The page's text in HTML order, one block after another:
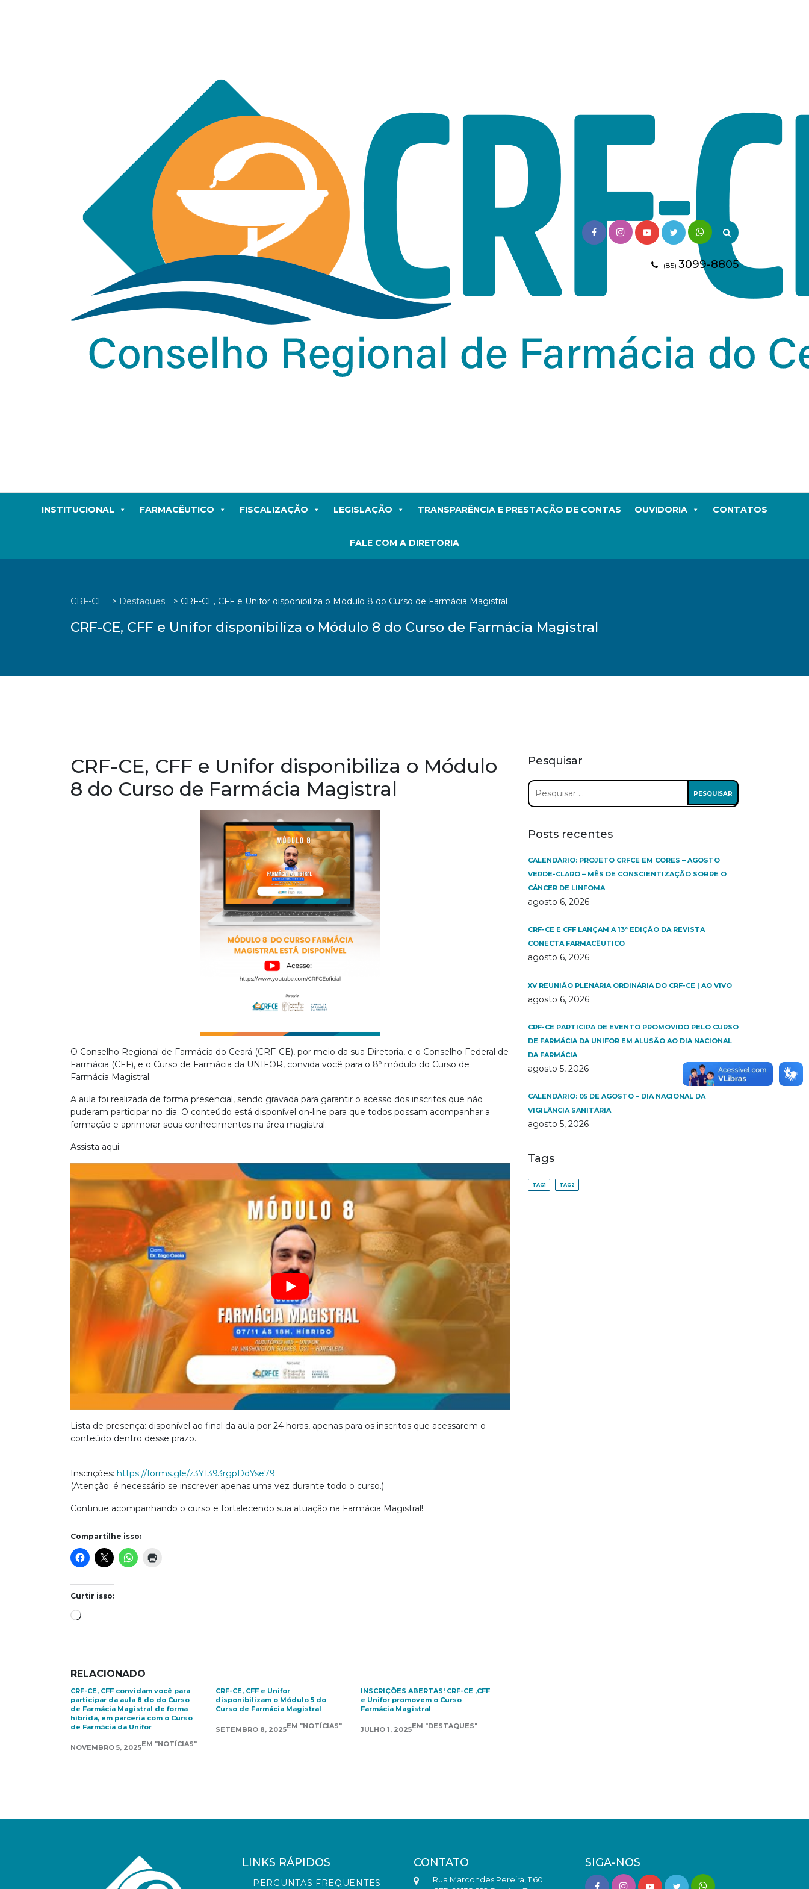
(85) 3099-8805
INSTITUCIONAL FARMACÊUTICO FISCALIZAÇÃO LEGISLAÇÃO TRANSPARÊNCIA E PRESTAÇÃO DE CONTAS OUVIDORIA CONTATOS
FALE COM A DIRETORIA
CRF-CE > Destaques > CRF-CE, CFF e Unifor disponibiliza o Módulo 8 do Curso de Farmácia Magistral
CRF-CE, CFF e Unifor disponibiliza o Módulo 8 do Curso de Farmácia Magistral
CRF-CE, CFF e Unifor disponibiliza o Módulo
8 do Curso de Farmácia Magistral
O Conselho Regional de Farmácia do Ceará (CRF-CE), por meio da sua Diretoria, e o Conselho Federal de
Farmácia (CFF), e o Curso de Farmácia da UNIFOR, convida você para o 8º módulo do Curso de
Farmácia Magistral.
A aula foi realizada de forma presencial, sendo gravada para garantir o acesso dos inscritos que não
puderam participar no dia. O conteúdo está disponível on-line para que todos possam acompanhar a
formação e aprimorar seus conhecimentos na área magistral.
Assista aqui:
Lista de presença: disponível ao final da aula por 24 horas, apenas para os inscritos que acessarem o
conteúdo dentro desse prazo.
Inscrições: https://forms.gle/z3Y1393rgpDdYse79
(Atenção: é necessário se inscrever apenas uma vez durante todo o curso.)
Continue acompanhando o curso e fortalecendo sua atuação na Farmácia Magistral!
Compartilhe isso:
Curtir isso:
Carregando...
RELACIONADO
CRF-CE, CFF convidam você para
participar da aula 8 do do Curso
de Farmácia Magistral de forma
híbrida, em parceria com o Curso
de Farmácia da Unifor
NOVEMBRO 5, 2025EM "NOTÍCIAS"
CRF-CE, CFF e Unifor
disponibilizam o Módulo 5 do
Curso de Farmácia Magistral
SETEMBRO 8, 2025EM "NOTÍCIAS"
INSCRIÇÕES ABERTAS! CRF-CE ,CFF
e Unifor promovem o Curso
Farmácia Magistral
JULHO 1, 2025EM "DESTAQUES"
Pesquisar
Pesquisar
por:
Posts recentes
CALENDÁRIO: PROJETO CRFCE EM CORES – AGOSTO
VERDE-CLARO – MÊS DE CONSCIENTIZAÇÃO SOBRE O
CÂNCER DE LINFOMA
agosto 6, 2026
CRF-CE E CFF LANÇAM A 13ª EDIÇÃO DA REVISTA
CONECTA FARMACÊUTICO
agosto 6, 2026
XV REUNIÃO PLENÁRIA ORDINÁRIA DO CRF-CE | AO VIVO
agosto 6, 2026
CRF-CE PARTICIPA DE EVENTO PROMOVIDO PELO CURSO
DE FARMÁCIA DA UNIFOR EM ALUSÃO AO DIA NACIONAL
DA FARMÁCIA
agosto 5, 2026
CALENDÁRIO: 05 DE AGOSTO – DIA NACIONAL DA
VIGILÂNCIA SANITÁRIA
agosto 5, 2026
Tags
TAG1 TAG2
LINKS RÁPIDOS
PERGUNTAS FREQUENTES
CONTATO
Rua Marcondes Pereira, 1160
SIGA-NOS